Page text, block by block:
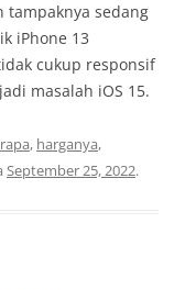
tampaknya sedang
iPhone 13
cukup responsif
masalah iOS 15.
, harganya,
September 25, 2022.